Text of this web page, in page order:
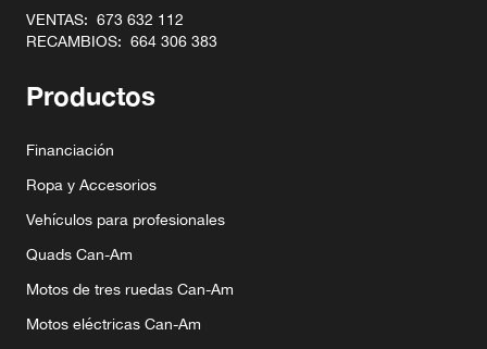
VENTAS: 673 632 112
RECAMBIOS: 664 306 383
Productos
Financiación
Ropa y Accesorios
Vehículos para profesionales
Quads Can-Am
Motos de tres ruedas Can-Am
Motos eléctricas Can-Am